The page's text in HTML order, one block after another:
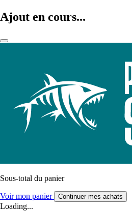
Ajout en cours...
Sous-total du panier
Voir mon panier Continuer mes achats
Loading...